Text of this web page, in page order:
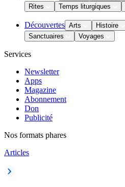
Rites
Temps liturgiques
Découvertes Arts Histoire
Sanctuaires
Voyages
Services
Newsletter
Apps
Magazine
Abonnement
Don
Publicité
Nos formats phares
Articles